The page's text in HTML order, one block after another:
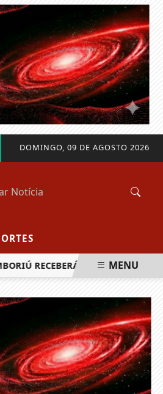
DOMINGO, 09 DE AGOSTO 2026
MAIS DE 120 MENU